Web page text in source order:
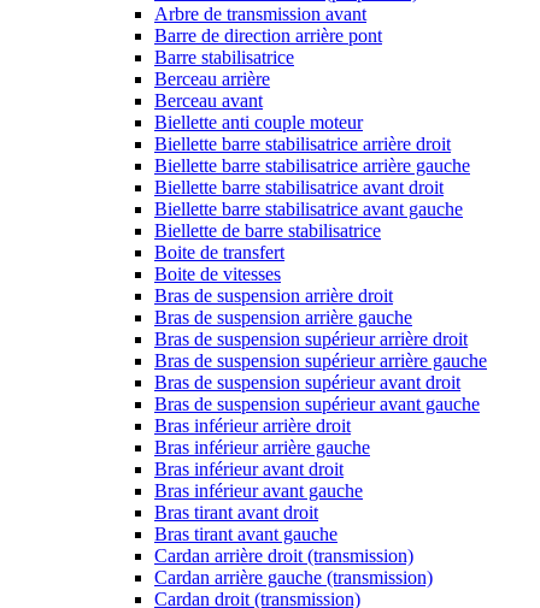
Arbre de transmission avant
Barre de direction arrière pont
Barre stabilisatrice
Berceau arrière
Berceau avant
Biellette anti couple moteur
Biellette barre stabilisatrice arrière droit
Biellette barre stabilisatrice arrière gauche
Biellette barre stabilisatrice avant droit
Biellette barre stabilisatrice avant gauche
Biellette de barre stabilisatrice
Boite de transfert
Boite de vitesses
Bras de suspension arrière droit
Bras de suspension arrière gauche
Bras de suspension supérieur arrière droit
Bras de suspension supérieur arrière gauche
Bras de suspension supérieur avant droit
Bras de suspension supérieur avant gauche
Bras inférieur arrière droit
Bras inférieur arrière gauche
Bras inférieur avant droit
Bras inférieur avant gauche
Bras tirant avant droit
Bras tirant avant gauche
Cardan arrière droit (transmission)
Cardan arrière gauche (transmission)
Cardan droit (transmission)